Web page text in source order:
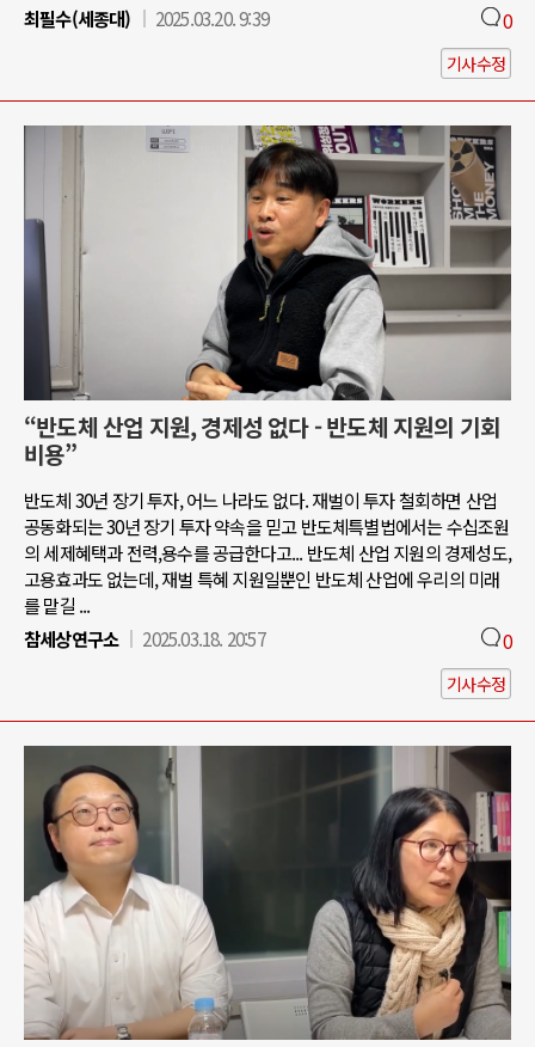
최필수(세종대)
2025.03.20. 9:39 0
기사수정
“반도체 산업 지원, 경제성 없다 - 반도체 지원의 기회
비용”
반도체 30년 장기 투자, 어느 나라도 없다. 재벌이 투자 철회하면 산업
공동화되는 30년 장기 투자 약속을 믿고 반도체특별법에서는 수십조원
의 세제혜택과 전력,용수를 공급한다고... 반도체 산업 지원의 경제성도,
고용효과도 없는데, 재벌 특혜 지원일뿐인 반도체 산업에 우리의 미래
를 맡길 ...
참세상연구소
2025.03.18. 20:57 0
기사수정